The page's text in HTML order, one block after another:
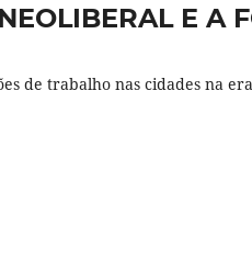
E A
de trabalho nas cidades na